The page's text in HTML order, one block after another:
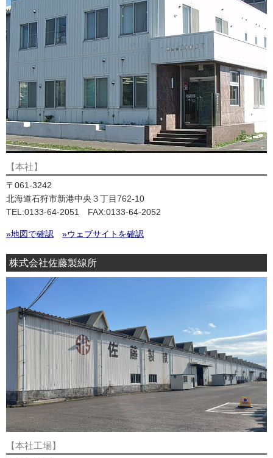
【本社】
〒061-3242
北海道石狩市新港中央３丁目762-10
TEL:0133-64-2051 FAX:0133-64-2052
»地図で確認 »ウェブサイトを確認
株式会社佐藤製線所
【本社工場】